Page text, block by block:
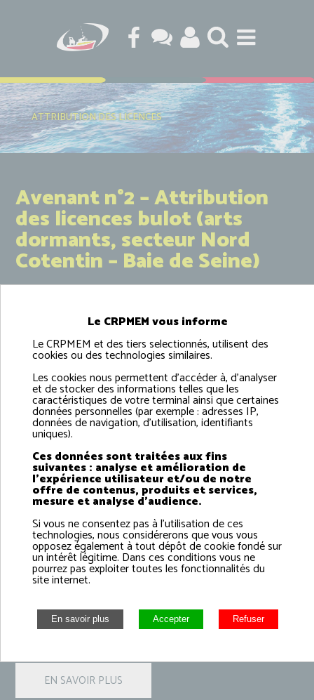
ATTRIBUTION DES LICENCES
Avenant n°2 – Attribution
des licences bulot (arts
dormants, secteur Nord
Cotentin – Baie de Seine)
Un avenant encadre l’attribution des licences bulot 2026
demandes de la catégorie « diversification arts dormants »
Dates et conditions des
demandes de licence de
pêche du CRPMEM N 2024
Le CRPMEM vous informe
Le CRPMEM et des tiers selectionnés, utilisent des
cookies ou des technologies similaires.
Les cookies nous permettent d'accéder à, d'analyser
et de stocker des informations telles que les
caractéristiques de votre terminal ainsi que certaines
données personnelles (par exemple : adresses IP,
données de navigation, d'utilisation, identifiants
uniques).
Ces données sont traitées aux fins
suivantes : analyse et amélioration de
l'expérience utilisateur et/ou de notre
offre de contenus, produits et services,
mesure et analyse d'audience.
Si vous ne consentez pas à l'utilisation de ces
technologies, nous considérerons que vous vous
opposez également à tout dépôt de cookie fondé sur
un intérêt légitime. Dans ces conditions vous ne
pourrez pas exploiter toutes les fonctionnalités du
site internet.